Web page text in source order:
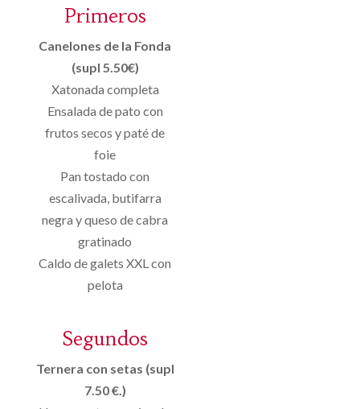
Primeros
Canelones de la Fonda
(supl 5.50€)
Xatonada completa
Ensalada de pato con
frutos secos y paté de
foie
Pan tostado con
escalivada, butifarra
negra y queso de cabra
gratinado
Caldo de galets XXL con
pelota
Segundos
Ternera con setas (supl
7.50 €.)